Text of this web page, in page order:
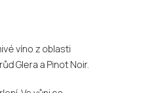
víno z oblasti
Glera a Pinot Noir.